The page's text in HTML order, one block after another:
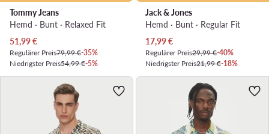
Tommy Jeans
Hemd · Bunt · Relaxed Fit
Aktueller Preis
51,99€
Regulärer Preis79,99 €-35%
Niedrigster Preis54,99 €-5%
Jack & Jones
Hemd · Bunt · Regular Fit
Aktueller Preis
17,99€
Regulärer Preis29,99 €-40%
Niedrigster Preis21,99 €-18%